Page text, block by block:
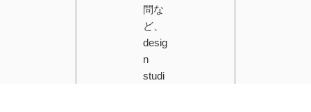
問な
ど、
desig
n
studi